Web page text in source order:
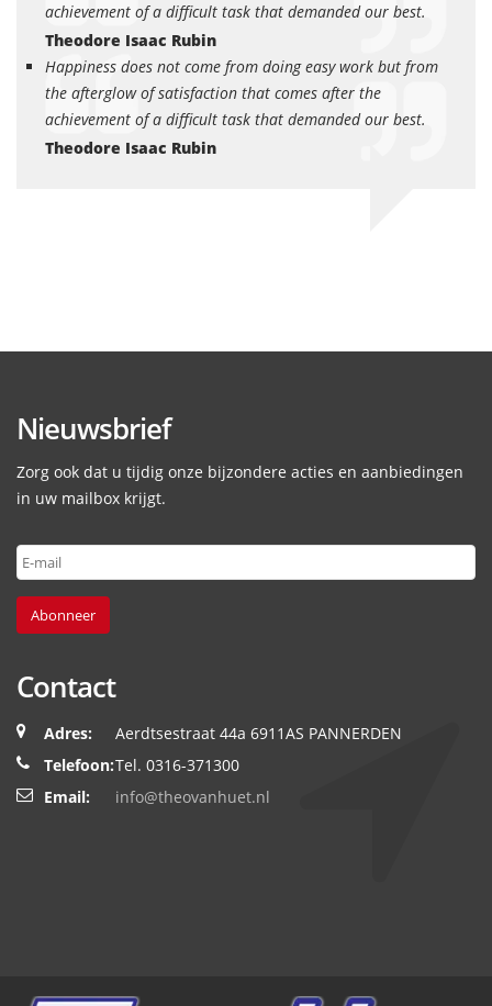
achievement of a difficult task that demanded our best.
Theodore Isaac Rubin
Happiness does not come from doing easy work but from
the afterglow of satisfaction that comes after the
achievement of a difficult task that demanded our best.
Theodore Isaac Rubin
Nieuwsbrief
Zorg ook dat u tijdig onze bijzondere acties en aanbiedingen
in uw mailbox krijgt.
Abonneer
Contact
Adres:
Aerdtsestraat 44a 6911AS PANNERDEN
Telefoon:Tel. 0316-371300
Email:
info@theovanhuet.nl